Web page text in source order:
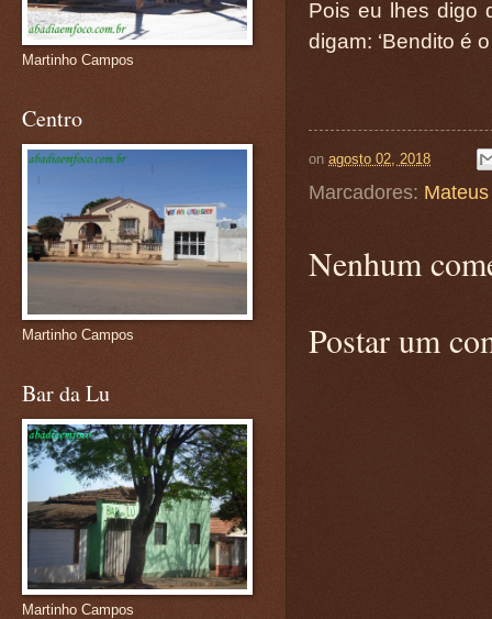
Pois eu lhes digo
digam: ‘Bendito é
on agosto 02, 2018
Marcadores: Mateus
Nenhum
Postar um
Martinho Campos
Centro
Martinho Campos
Bar da Lu
Martinho Campos